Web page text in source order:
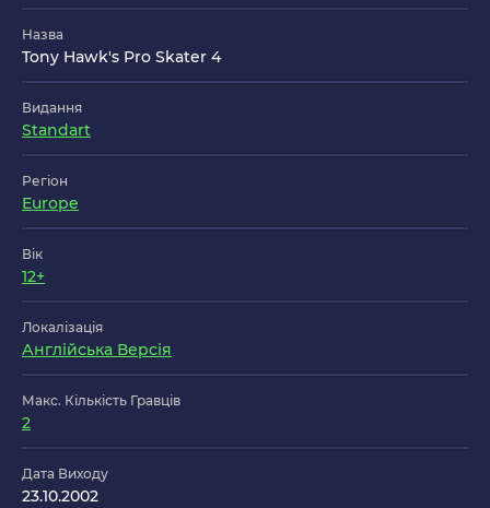
Назва
Tony Hawk's Pro Skater 4
Видання
Standart
Регіон
Europe
Вік
12+
Локалізація
Англійська Версія
Макс. Кількість Гравців
2
Дата Виходу
23.10.2002